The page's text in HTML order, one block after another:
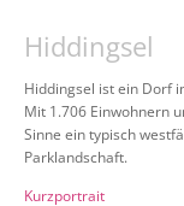
Hiddingsel
Hiddingsel ist ein Dorf
Mit 1.706 Einwohnern
Sinne ein typisch
Parklandschaft.
Kurzportrait